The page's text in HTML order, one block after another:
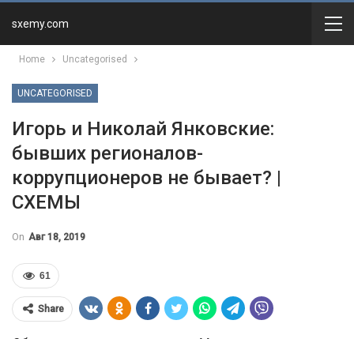
sxemy.com
Home Uncategorised
UNCATEGORISED
Игорь и Николай Янковские:
бывших регионалов-
коррупционеров не бывает? |
СХЕМЫ
On Авг 18, 2019
61
Share